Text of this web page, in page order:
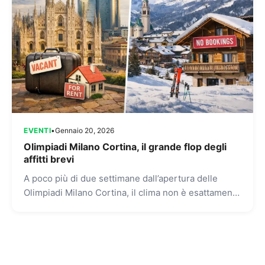
EVENTI•Gennaio 20, 2026
Olimpiadi Milano Cortina, il grande flop degli
affitti brevi
A poco più di due settimane dall’apertura delle
Olimpiadi Milano Cortina, il clima non è esattamente